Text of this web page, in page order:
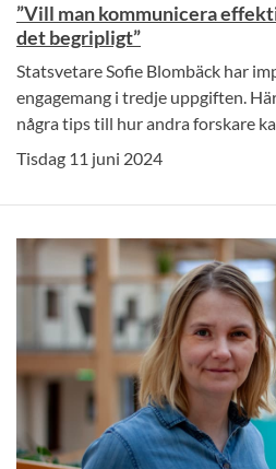
”Vill man kommunicera
det begripligt”
Statsvetare Sofie Blombäck har
engagemang i tredje uppgiften.
några tips till hur andra forskare
Tisdag 11 juni 2024